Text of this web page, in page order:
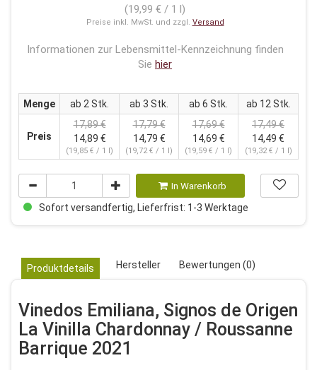
(19,99 € / 1 l)
Preise inkl. MwSt. und zzgl. Versand
Informationen zur Lebensmittel-Kennzeichnung finden
Sie hier
Menge ab 2 Stk. ab 3 Stk. ab 6 Stk. ab 12 Stk.
Preis
17,89 €
14,89 €
(19,85 € / 1 l)
17,79 €
14,79 €
(19,72 € / 1 l)
17,69 €
14,69 €
(19,59 € / 1 l)
17,49 €
14,49 €
(19,32 € / 1 l)
In Warenkorb
Sofort versandfertig, Lieferfrist: 1-3 Werktage
Produktdetails Hersteller Bewertungen (0)
Vinedos Emiliana, Signos de Origen
La Vinilla Chardonnay / Roussanne
Barrique 2021